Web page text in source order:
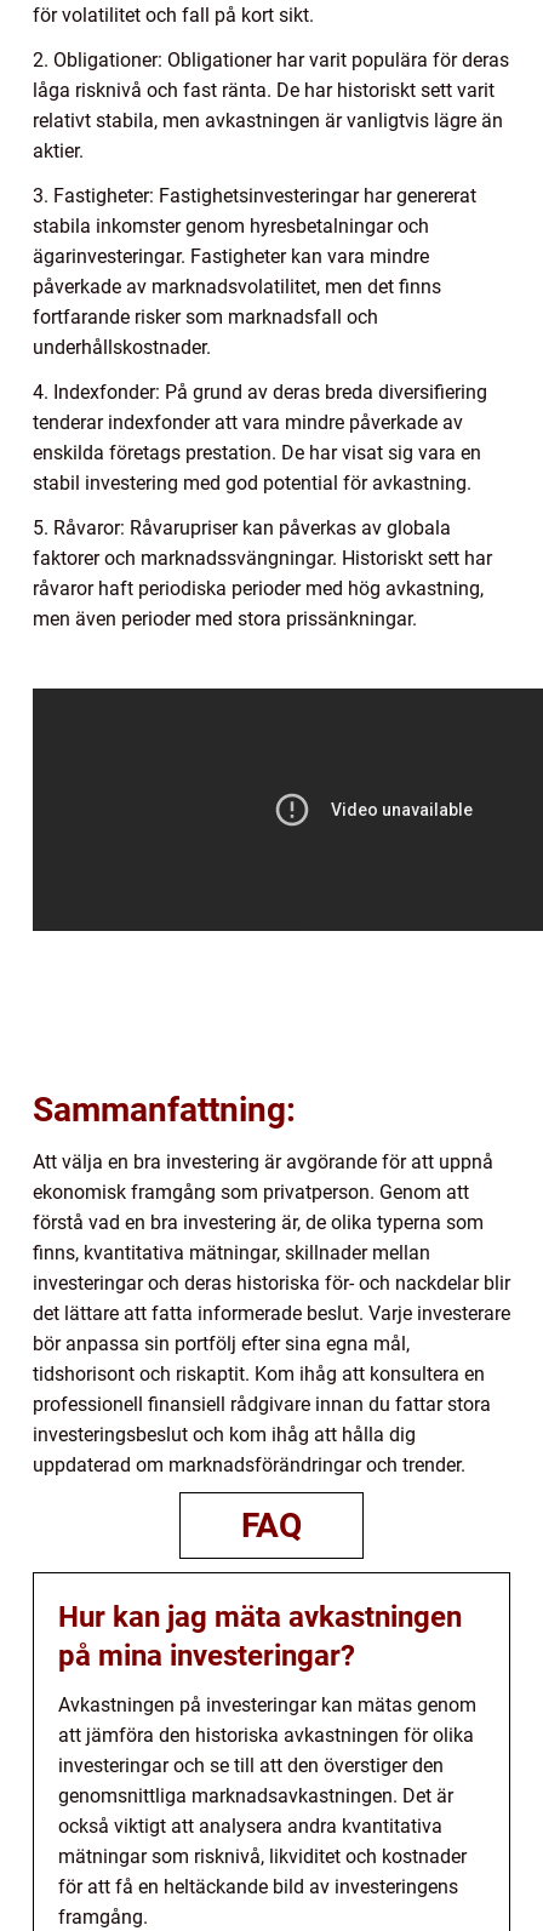
för volatilitet och fall på kort sikt.
2. Obligationer: Obligationer har varit populära för deras
låga risknivå och fast ränta. De har historiskt sett varit
relativt stabila, men avkastningen är vanligtvis lägre än
aktier.
3. Fastigheter: Fastighetsinvesteringar har genererat
stabila inkomster genom hyresbetalningar och
ägarinvesteringar. Fastigheter kan vara mindre
påverkade av marknadsvolatilitet, men det finns
fortfarande risker som marknadsfall och
underhållskostnader.
4. Indexfonder: På grund av deras breda diversifiering
tenderar indexfonder att vara mindre påverkade av
enskilda företags prestation. De har visat sig vara en
stabil investering med god potential för avkastning.
5. Råvaror: Råvarupriser kan påverkas av globala
faktorer och marknadssvängningar. Historiskt sett har
råvaror haft periodiska perioder med hög avkastning,
men även perioder med stora prissänkningar.
Sammanfattning:
Att välja en bra investering är avgörande för att uppnå
ekonomisk framgång som privatperson. Genom att
förstå vad en bra investering är, de olika typerna som
finns, kvantitativa mätningar, skillnader mellan
investeringar och deras historiska för- och nackdelar blir
det lättare att fatta informerade beslut. Varje investerare
bör anpassa sin portfölj efter sina egna mål,
tidshorisont och riskaptit. Kom ihåg att konsultera en
professionell finansiell rådgivare innan du fattar stora
investeringsbeslut och kom ihåg att hålla dig
uppdaterad om marknadsförändringar och trender.
FAQ
Hur kan jag mäta avkastningen
på mina investeringar?
Avkastningen på investeringar kan mätas genom
att jämföra den historiska avkastningen för olika
investeringar och se till att den överstiger den
genomsnittliga marknadsavkastningen. Det är
också viktigt att analysera andra kvantitativa
mätningar som risknivå, likviditet och kostnader
för att få en heltäckande bild av investeringens
framgång.